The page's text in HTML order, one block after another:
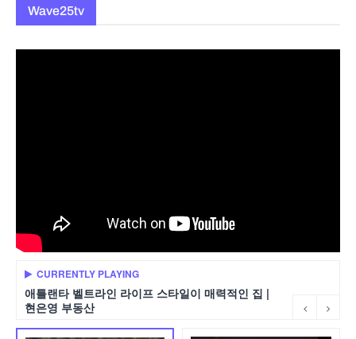
Wave25tv
CURRENTLY PLAYING
애틀랜타 벨트라인 라이프 스타일이 매력적인 집 |
현은영 부동산